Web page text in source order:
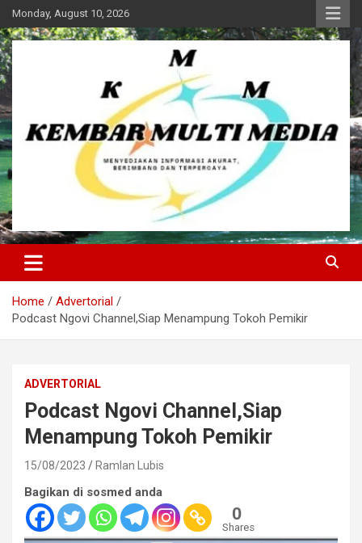
Skip
to
content
Monday, August 10, 2026
Kembar Multi Media
Home
Advertorial
Podcast Ngovi Channel,Siap Menampung Tokoh Pemikir
ADVERTORIAL
Podcast Ngovi Channel,Siap
Menampung Tokoh Pemikir
15/08/2023 Ramlan Lubis
Bagikan di sosmed anda
0
Shares